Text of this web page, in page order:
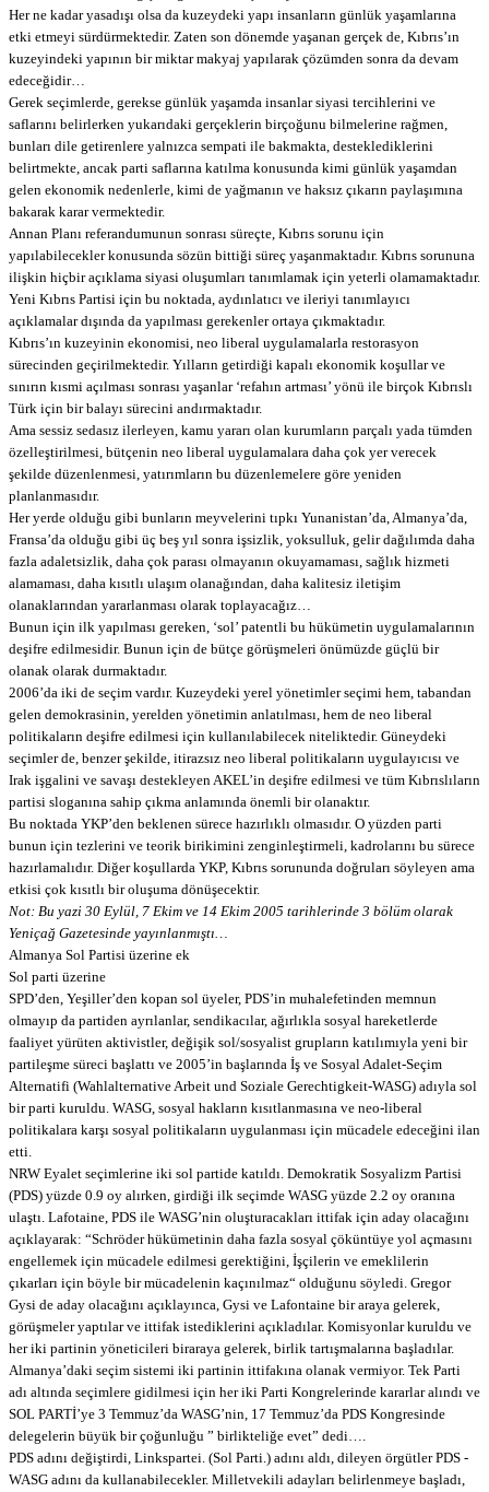
Her ne kadar yasadışı olsa da kuzeydeki yapı insanların günlük yaşamlarına
etki etmeyi sürdürmektedir. Zaten son dönemde yaşanan gerçek de, Kıbrıs’ın
kuzeyindeki yapının bir miktar makyaj yapılarak çözümden sonra da devam
edeceğidir…
Gerek seçimlerde, gerekse günlük yaşamda insanlar siyasi tercihlerini ve
saflarını belirlerken yukarıdaki gerçeklerin birçoğunu bilmelerine rağmen,
bunları dile getirenlere yalnızca sempati ile bakmakta, desteklediklerini
belirtmekte, ancak parti saflarına katılma konusunda kimi günlük yaşamdan
gelen ekonomik nedenlerle, kimi de yağmanın ve haksız çıkarın paylaşımına
bakarak karar vermektedir.
Annan Planı referandumunun sonrası süreçte, Kıbrıs sorunu için
yapılabilecekler konusunda sözün bittiği süreç yaşanmaktadır. Kıbrıs sorununa
ilişkin hiçbir açıklama siyasi oluşumları tanımlamak için yeterli olamamaktadır.
Yeni Kıbrıs Partisi için bu noktada, aydınlatıcı ve ileriyi tanımlayıcı
açıklamalar dışında da yapılması gerekenler ortaya çıkmaktadır.
Kıbrıs’ın kuzeyinin ekonomisi, neo liberal uygulamalarla restorasyon
sürecinden geçirilmektedir. Yılların getirdiği kapalı ekonomik koşullar ve
sınırın kısmi açılması sonrası yaşanlar ‘refahın artması’ yönü ile birçok Kıbrıslı
Türk için bir balayı sürecini andırmaktadır.
Ama sessiz sedasız ilerleyen, kamu yararı olan kurumların parçalı yada tümden
özelleştirilmesi, bütçenin neo liberal uygulamalara daha çok yer verecek
şekilde düzenlenmesi, yatırımların bu düzenlemelere göre yeniden
planlanmasıdır.
Her yerde olduğu gibi bunların meyvelerini tıpkı Yunanistan’da, Almanya’da,
Fransa’da olduğu gibi üç beş yıl sonra işsizlik, yoksulluk, gelir dağılımda daha
fazla adaletsizlik, daha çok parası olmayanın okuyamaması, sağlık hizmeti
alamaması, daha kısıtlı ulaşım olanağından, daha kalitesiz iletişim
olanaklarından yararlanması olarak toplayacağız…
Bunun için ilk yapılması gereken, ‘sol’ patentli bu hükümetin uygulamalarının
deşifre edilmesidir. Bunun için de bütçe görüşmeleri önümüzde güçlü bir
olanak olarak durmaktadır.
2006’da iki de seçim vardır. Kuzeydeki yerel yönetimler seçimi hem, tabandan
gelen demokrasinin, yerelden yönetimin anlatılması, hem de neo liberal
politikaların deşifre edilmesi için kullanılabilecek niteliktedir. Güneydeki
seçimler de, benzer şekilde, itirazsız neo liberal politikaların uygulayıcısı ve
Irak işgalini ve savaşı destekleyen AKEL’in deşifre edilmesi ve tüm Kıbrıslıların
partisi sloganına sahip çıkma anlamında önemli bir olanaktır.
Bu noktada YKP’den beklenen sürece hazırlıklı olmasıdır. O yüzden parti
bunun için tezlerini ve teorik birikimini zenginleştirmeli, kadrolarını bu sürece
hazırlamalıdır. Diğer koşullarda YKP, Kıbrıs sorununda doğruları söyleyen ama
etkisi çok kısıtlı bir oluşuma dönüşecektir.
Not: Bu yazi 30 Eylül, 7 Ekim ve 14 Ekim 2005 tarihlerinde 3 bölüm olarak
Yeniçağ Gazetesinde yayınlanmıştı…
Almanya Sol Partisi üzerine ek
Sol parti üzerine
SPD’den, Yeşiller’den kopan sol üyeler, PDS’in muhalefetinden memnun
olmayıp da partiden ayrılanlar, sendikacılar, ağırlıkla sosyal hareketlerde
faaliyet yürüten aktivistler, değişik sol/sosyalist grupların katılımıyla yeni bir
partileşme süreci başlattı ve 2005’in başlarında İş ve Sosyal Adalet-Seçim
Alternatifi (Wahlalternative Arbeit und Soziale Gerechtigkeit-WASG) adıyla sol
bir parti kuruldu. WASG, sosyal hakların kısıtlanmasına ve neo-liberal
politikalara karşı sosyal politikaların uygulanması için mücadele edeceğini ilan
etti.
NRW Eyalet seçimlerine iki sol partide katıldı. Demokratik Sosyalizm Partisi
(PDS) yüzde 0.9 oy alırken, girdiği ilk seçimde WASG yüzde 2.2 oy oranına
ulaştı. Lafotaine, PDS ile WASG’nin oluşturacakları ittifak için aday olacağını
açıklayarak: “Schröder hükümetinin daha fazla sosyal çöküntüye yol açmasını
engellemek için mücadele edilmesi gerektiğini, İşçilerin ve emeklilerin
çıkarları için böyle bir mücadelenin kaçınılmaz“ olduğunu söyledi. Gregor
Gysi de aday olacağını açıklayınca, Gysi ve Lafontaine bir araya gelerek,
görüşmeler yaptılar ve ittifak istediklerini açıkladılar. Komisyonlar kuruldu ve
her iki partinin yöneticileri biraraya gelerek, birlik tartışmalarına başladılar.
Almanya’daki seçim sistemi iki partinin ittifakına olanak vermiyor. Tek Parti
adı altında seçimlere gidilmesi için her iki Parti Kongrelerinde kararlar alındı ve
SOL PARTİ’ye 3 Temmuz’da WASG’nin, 17 Temmuz’da PDS Kongresinde
delegelerin büyük bir çoğunluğu ” birlikteliğe evet” dedi….
PDS adını değiştirdi, Linkspartei. (Sol Parti.) adını aldı, dileyen örgütler PDS -
WASG adını da kullanabilecekler. Milletvekili adayları belirlenmeye başladı,